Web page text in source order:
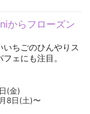
からフローズン
ちごのひんやりス
ェにも注目。
(金)
8日(土)〜